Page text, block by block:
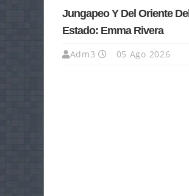
Jungapeo Y Del Oriente Del
Estado: Emma Rivera
Adm3 05 Ago 2026